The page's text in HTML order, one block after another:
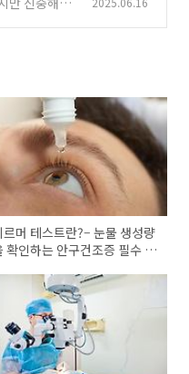
르머 테스트란?– 눈물 생성량
확인하는 안구건조증 필수 검